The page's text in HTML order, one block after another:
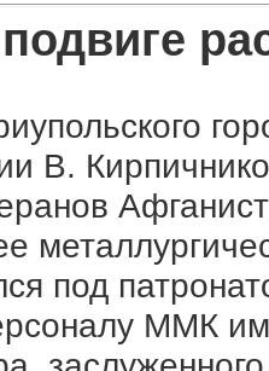
В.
под
ММК